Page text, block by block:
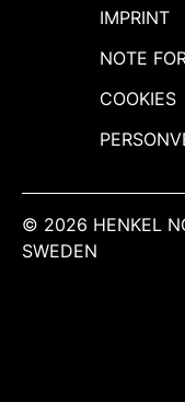
IMPRINT
NOTE
COOKIES
© 2026 HENKEL
SWEDEN